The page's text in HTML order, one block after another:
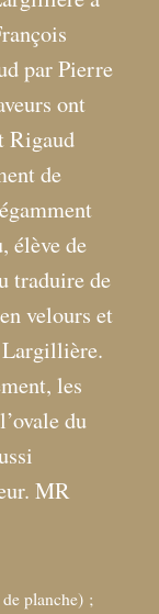
par Pierre
ont
Rigaud
de
élève de
traduire de
velours et
Largillière.
les
du
MR
planche) ;